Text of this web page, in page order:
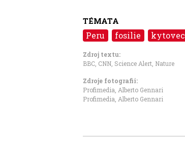
TÉMATA
Peru fosilie kytovec
Zdroj textu:
BBC CNN Science Alert Nature
Zdroje fotografii:
Profimedia, Alberto Gennari
Profimedia, Alberto Gennari